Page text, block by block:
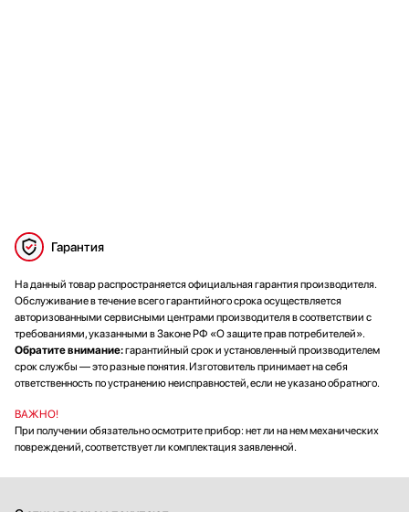
Гарантия
На данный товар распространяется официальная гарантия производителя.
Обслуживание в течение всего гарантийного срока осуществляется
авторизованными сервисными центрами производителя в соответствии с
требованиями, указанными в Законе РФ «О защите прав потребителей».
Обратите внимание:гарантийный срок и установленный производителем
срок службы — это разные понятия. Изготовитель принимает на себя
ответственность по устранению неисправностей, если не указано обратного.
ВАЖНО!
При получении обязательно осмотрите прибор: нет ли на нем механических
повреждений, соответствует ли комплектация заявленной.